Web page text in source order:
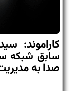
كاراموند:
سابق شبكه
صدا به